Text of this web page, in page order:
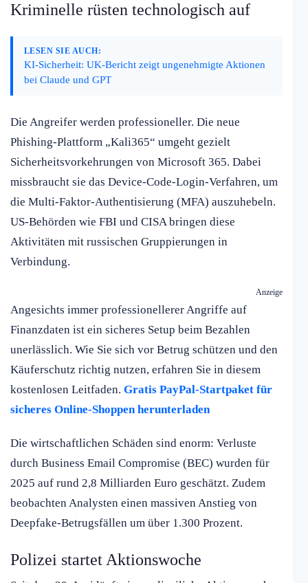
Kriminelle rüsten technologisch auf
LESEN SIE AUCH:
KI-Sicherheit: UK-Bericht zeigt ungenehmigte Aktionen
bei Claude und GPT
Die Angreifer werden professioneller. Die neue
Phishing-Plattform „Kali365“ umgeht gezielt
Sicherheitsvorkehrungen von Microsoft 365. Dabei
missbraucht sie das Device-Code-Login-Verfahren, um
die Multi-Faktor-Authentisierung (MFA) auszuhebeln.
US-Behörden wie FBI und CISA bringen diese
Aktivitäten mit russischen Gruppierungen in
Verbindung.
Anzeige
Angesichts immer professionellerer Angriffe auf
Finanzdaten ist ein sicheres Setup beim Bezahlen
unerlässlich. Wie Sie sich vor Betrug schützen und den
Käuferschutz richtig nutzen, erfahren Sie in diesem
kostenlosen Leitfaden. Gratis PayPal-Startpaket für
sicheres Online-Shoppen herunterladen
Die wirtschaftlichen Schäden sind enorm: Verluste
durch Business Email Compromise (BEC) wurden für
2025 auf rund 2,8 Milliarden Euro geschätzt. Zudem
beobachten Analysten einen massiven Anstieg von
Deepfake-Betrugsfällen um über 1.300 Prozent.
Polizei startet Aktionswoche